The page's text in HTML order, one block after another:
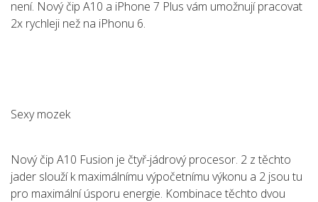
není. Nový čip A10 a iPhone 7 Plus vám umožnují pracovat
2x rychleji než na iPhonu 6.
Sexy mozek
Nový čip A10 Fusion je čtyř-jádrový procesor. 2 z těchto
jader slouží k maximálnímu výpočetnímu výkonu a 2 jsou tu
pro maximální úsporu energie. Kombinace těchto dvou